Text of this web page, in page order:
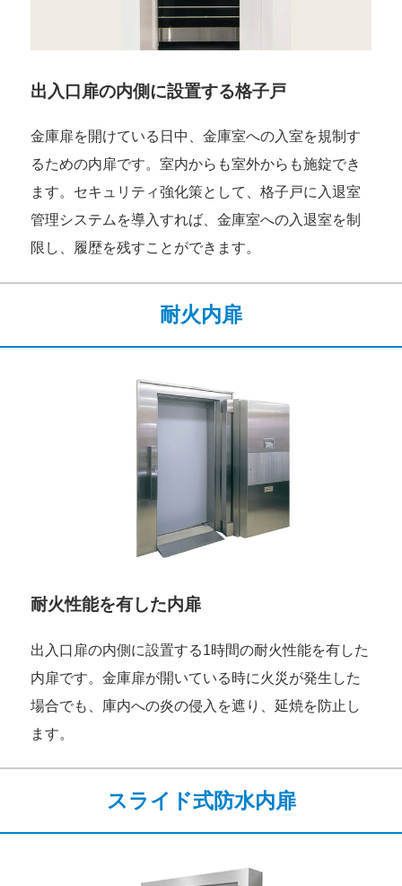
出入口扉の内側に設置する格子戸
金庫扉を開けている日中、金庫室への入室を規制す
るための内扉です。室内からも室外からも施錠でき
ます。セキュリティ強化策として、格子戸に入退室
管理システムを導入すれば、金庫室への入退室を制
限し、履歴を残すことができます。
耐火内扉
耐火性能を有した内扉
出入口扉の内側に設置する1時間の耐火性能を有した
内扉です。金庫扉が開いている時に火災が発生した
場合でも、庫内への炎の侵入を遮り、延焼を防止し
ます。
スライド式防水内扉